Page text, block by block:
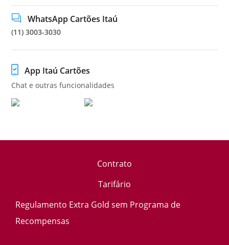
WhatsApp Cartões Itaú
(11) 3003-3030
App Itaú Cartões
Chat e outras funcionalidades
Contrato
Tarifário
Regulamento Extra Gold sem Programa de
Recompensas